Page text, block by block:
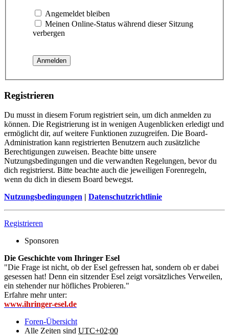
Angemeldet bleiben
Meinen Online-Status während dieser Sitzung
verbergen
Registrieren
Du musst in diesem Forum registriert sein, um dich anmelden zu
können. Die Registrierung ist in wenigen Augenblicken erledigt und
ermöglicht dir, auf weitere Funktionen zuzugreifen. Die Board-
Administration kann registrierten Benutzern auch zusätzliche
Berechtigungen zuweisen. Beachte bitte unsere
Nutzungsbedingungen und die verwandten Regelungen, bevor du
dich registrierst. Bitte beachte auch die jeweiligen Forenregeln,
wenn du dich in diesem Board bewegst.
Nutzungsbedingungen | Datenschutzrichtlinie
Registrieren
Sponsoren
Die Geschichte vom Ihringer Esel
"Die Frage ist nicht, ob der Esel gefressen hat, sondern ob er dabei
gesessen hat! Denn ein sitzender Esel zeigt vorsätzliches Verweilen,
ein stehender nur höfliches Probieren."
Erfahre mehr unter:
www.ihringer-esel.de
Foren-Übersicht
Alle Zeiten sind UTC+02:00